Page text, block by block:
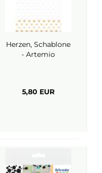
Herzen, Schablone
- Artemio
5,80 EUR